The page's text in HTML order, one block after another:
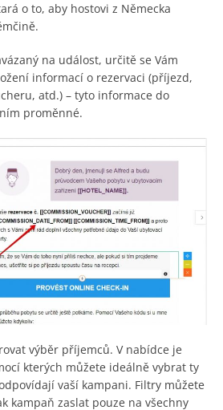
o to, aby hostovi z Německa
na událost, určitě se Vám
informací o rezervaci (příjezd,
atd.) – tyto informace do
proměnné.
výběr příjemců. V nabídce je
kterých můžete ideálně vybrat ty
vaší kampani. Filtry můžete
kampaň zaslat pouze na všechny